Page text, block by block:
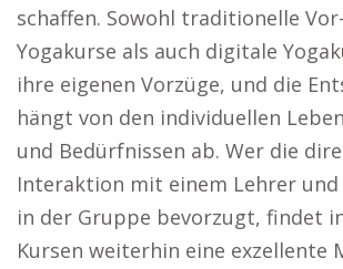
schaffen. Sowohl traditionelle
Yogakurse als auch digitale
ihre eigenen Vorzüge, und die
hängt von den individuellen
und Bedürfnissen ab. Wer die
Interaktion mit einem Lehrer und
in der Gruppe bevorzugt, findet
Kursen weiterhin eine exzellente